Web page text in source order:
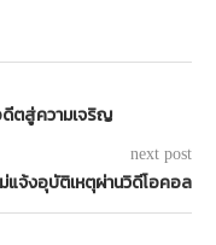
ดีตสู่ความเจริญ
next post
แจ้งอุบัติเหตุผ่านวิดีโอคอล